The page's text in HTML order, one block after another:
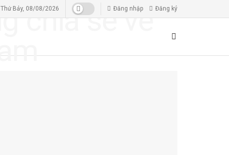
Thứ Bảy, 08/08/2026 Đăng nhập Đăng ký